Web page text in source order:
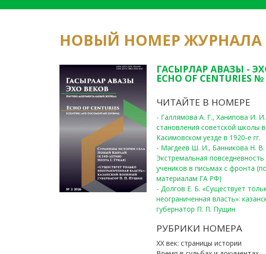
НОВЫЙ НОМЕР ЖУРНАЛА
ГАСЫРЛАР АВАЗЫ -
ECHO OF CENTURIES
ЧИТАЙТЕ В НОМЕРЕ
- Галлямова А. Г., Ханипова И.
становления советской школы в
Касимовском уезде в 1920-е гг.
- Магдеев Ш. И., Банникова Н. В.
Экстремальная повседневность
учеников в письмах с фронта (по
материалам ГА РФ)
- Долгов Е. Б. «Существует
неограниченная власть»:
губернатор П. П. Пущин
РУБРИКИ НОМЕРА
ХХ век: страницы истории